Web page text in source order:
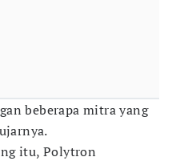
beberapa mitra yang
itu, Polytron